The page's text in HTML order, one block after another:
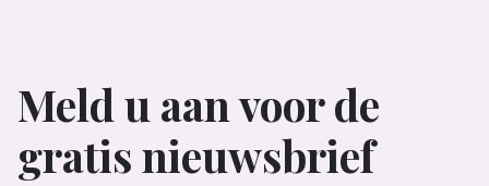
Meld u aan voor de
gratis nieuwsbrief